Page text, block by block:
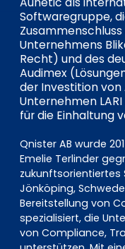
Softwaregruppe,
Unternehmens
Recht) und des
Audimex
der Investition von
Unternehmen
für die Einhaltung
Qnister AB wurde
Emelie Terlinder
zukunftsorientiertes
Jönköping,
Bereitstellung von
spezialisiert, die
von Compliance,